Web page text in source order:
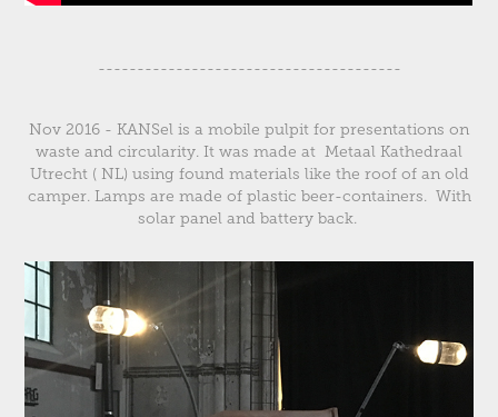
---------------------------------------
Nov 2016 - KANSel is a mobile pulpit for presentations on
waste and circularity. It was made at Metaal Kathedraal
Utrecht ( NL) using found materials like the roof of an old
camper. Lamps are made of plastic beer-containers. With
solar panel and battery back.